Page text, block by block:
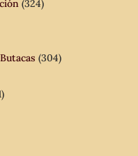
(324)
(304)